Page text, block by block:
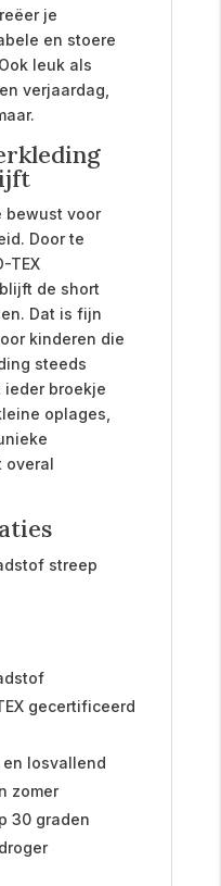
je
en stoere
leuk als
verjaardag,
bewust voor
Door te
TEX
de short
Dat is fijn
kinderen die
steeds
ieder broekje
oplages,
overal
streep
gecertificeerd
losvallend
zomer
30 graden